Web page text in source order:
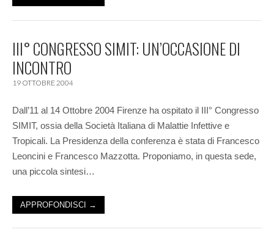
III° CONGRESSO SIMIT: UN’OCCASIONE DI
INCONTRO
19 OTTOBRE 2004
Dall’11 al 14 Ottobre 2004 Firenze ha ospitato il III° Congresso
SIMIT, ossia della Società Italiana di Malattie Infettive e
Tropicali. La Presidenza della conferenza è stata di Francesco
Leoncini e Francesco Mazzotta. Proponiamo, in questa sede,
una piccola sintesi…
APPROFONDISCI →